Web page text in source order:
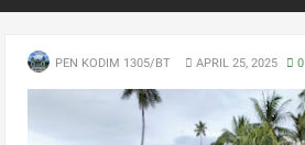
PEN KODIM 1305/BT APRIL 25, 2025 0